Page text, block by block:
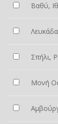
Βαθύ,
Σπήλι,
Μονή